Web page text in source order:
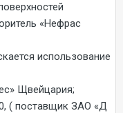
«Нефрас
использование
Щвейцария;
( поставщик ЗАО «Д